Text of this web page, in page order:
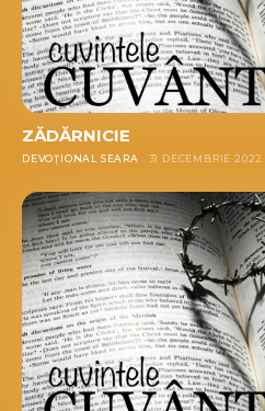
ZĂDĂRNICIE
DEVOȚIONAL SEARA 31 DECEMBRIE 2022